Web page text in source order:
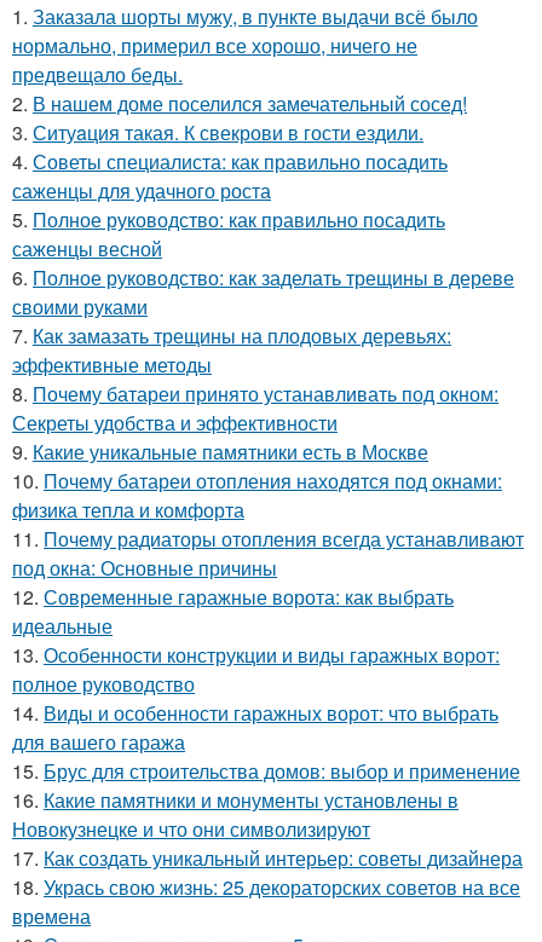
1. Заказала шорты мужу, в пункте выдачи всё было
нормально, примерил все хорошо, ничего не
предвещало беды.
2. В нашем доме поселился замечательный сосед!
3. Ситуaция такая. К свекрови в гости ездили.
4. Советы специалиста: как правильно посадить
саженцы для удачного роста
5. Полное руководство: как правильно посадить
саженцы весной
6. Полное руководство: как заделать трещины в дереве
своими руками
7. Как замазать трещины на плодовых деревьях:
эффективные методы
8. Почему батареи принято устанавливать под окном:
Секреты удобства и эффективности
9. Какие уникальные памятники есть в Москве
10. Почему батареи отопления находятся под окнами:
физика тепла и комфорта
11. Почему радиаторы отопления всегда устанавливают
под окна: Основные причины
12. Современные гаражные ворота: как выбрать
идеальные
13. Особенности конструкции и виды гаражных ворот:
полное руководство
14. Виды и особенности гаражных ворот: что выбрать
для вашего гаража
15. Брус для строительства домов: выбор и применение
16. Какие памятники и монументы установлены в
Новокузнецке и что они символизируют
17. Как создать уникальный интерьер: советы дизайнера
18. Укрась свою жизнь: 25 декораторских советов на все
времена